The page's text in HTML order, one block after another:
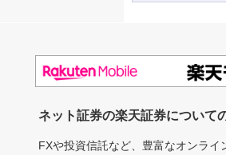
ネット証券の楽天証券について
FXや投資信託など、豊富なオンラ